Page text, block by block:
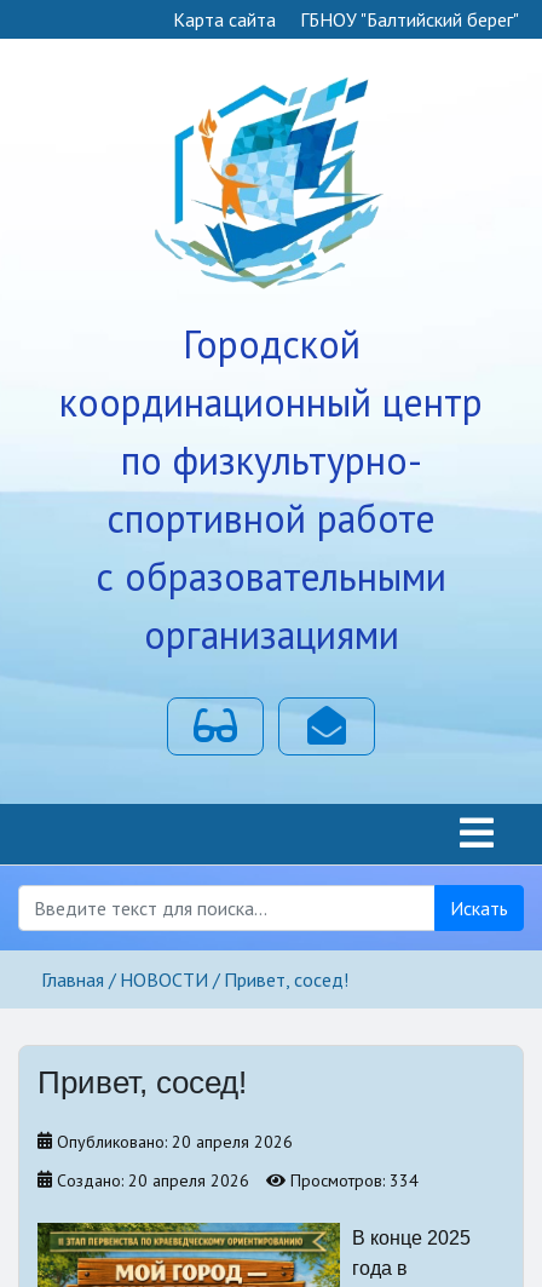
Карта сайта ГБНОУ "Балтийский берег"
Городской
координационный центр
по физкультурно-
спортивной работе
с образовательными
организациями
Для слабовидящих Почта
Искать
Главная НОВОСТИ Привет, сосед!
Привет, сосед!
Опубликовано: 20 апреля 2026
Создано: 20 апреля 2026
Просмотров: 334
В конце 2025
года в